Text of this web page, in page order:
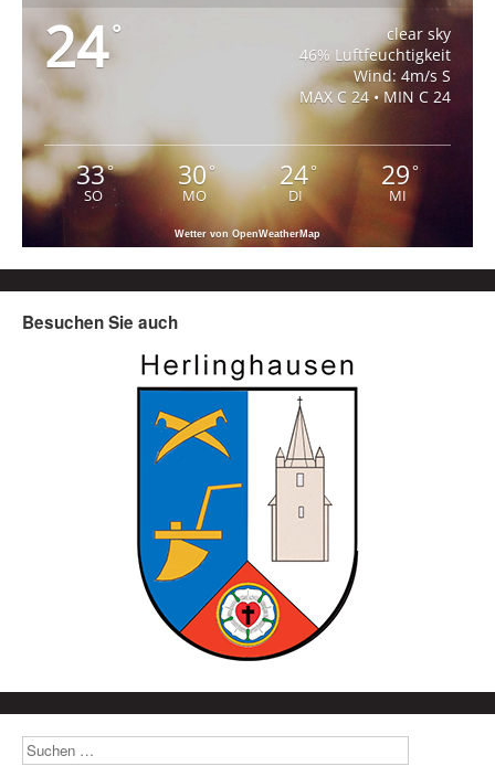
24°
clear sky
46% Luftfeuchtigkeit
Wind: 4m/s S
MAX C 24 • MIN C 24
33°
SO
30°
MO
24°
DI
29°
MI
Wetter von OpenWeatherMap
Besuchen Sie auch